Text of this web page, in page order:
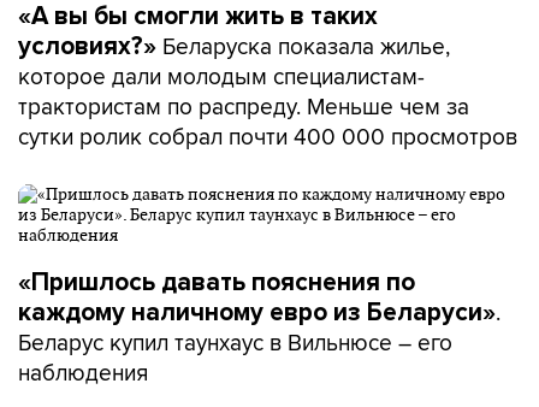
«А вы бы смогли жить в таких
условиях?» Беларуска показала жилье,
которое дали молодым специалистам-
трактористам по распреду. Меньше чем за
сутки ролик собрал почти 400 000 просмотров
«Пришлось давать пояснения по
каждому наличному евро из Беларуси».
Беларус купил таунхаус в Вильнюсе – его
наблюдения